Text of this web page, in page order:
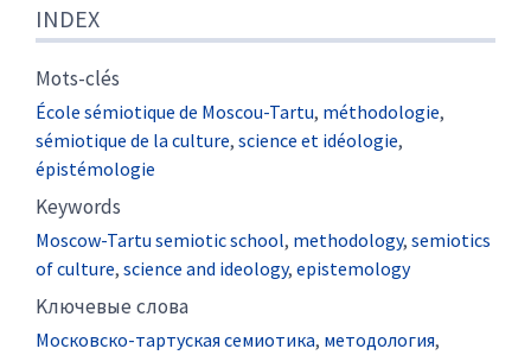
INDEX
Mots-clés
École sémiotique de Moscou-Tartu, méthodologie,
sémiotique de la culture, science et idéologie,
épistémologie
Keywords
Moscow-Tartu semiotic school, methodology, semiotics
of culture, science and ideology, epistemology
Kлючевые слова
Московско-тартуская семиотика, методология,